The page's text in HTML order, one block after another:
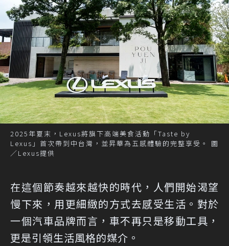
2025年夏末，Lexus將旗下高端美食活動「Taste by
Lexus」首次帶到中台灣，並昇華為五感體驗的完整享受。 圖
／Lexus提供
在這個節奏越來越快的時代，人們開始渴望
慢下來，用更細緻的方式去感受生活。對於
一個汽車品牌而言，車不再只是移動工具，
更是引領生活風格的媒介。